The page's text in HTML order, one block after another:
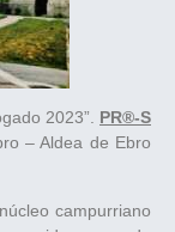
2023”. PR®-S
– Aldea de Ebro
campurriano